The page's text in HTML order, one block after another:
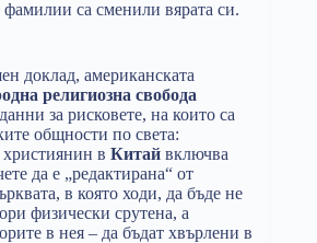
са сменили вярата си.
доклад, американската
религиозна свобода
за рисковете, на които са
общности по света:
в Китай включва
да е „редактирана“ от
в която ходи, да бъде не
физически срутена, а
в нея – да бъдат хвърлени в